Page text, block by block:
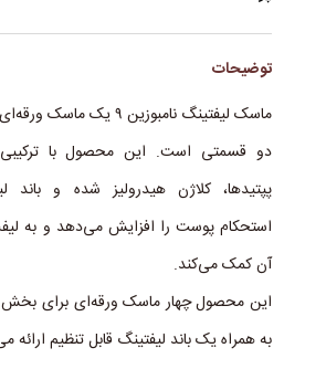
توضیحات
ماسک لیفتینگ نامبوزین ۹
پپتیدها، کلاژن هیدرولیز شده و
استحکام پوست را افزایش می‌دهد و به
آن کمک می‌کند.
این محصول چهار ماسک ورقه‌ای برای بخش
به همراه یک باند لیفتینگ قابل تنظیم ارائه